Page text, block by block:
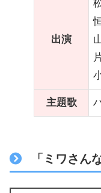
出演
主題歌
「ミワさん